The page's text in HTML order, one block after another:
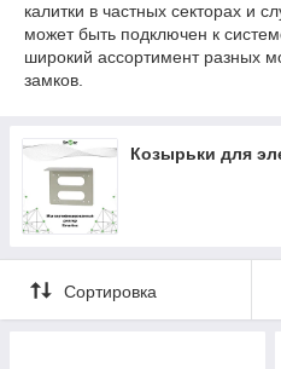
калитки в частных секторах и
может быть подключен к
широкий ассортимент разных
замков.
Козырьки для
Сортировка